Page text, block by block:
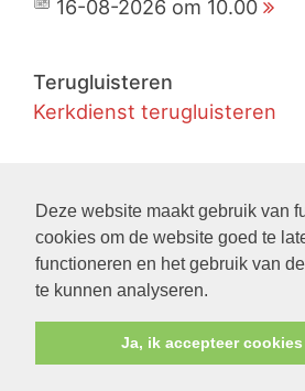
Deze website maakt gebruik van
cookies om de website goed te
functioneren en het gebruik van
te kunnen analyseren.
Ja, ik accepteer cookies
16-08-2026 om 10.00
Terugluisteren
Kerkdienst terugluisteren
Kerkdienst live meekijken
Nieuws